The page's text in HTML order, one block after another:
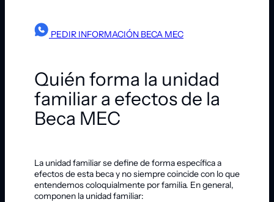
PEDIR INFORMACIÓN BECA MEC
Quién forma la unidad
familiar a efectos de la
Beca MEC
La unidad familiar se define de forma específica a
efectos de esta beca y no siempre coincide con lo que
entendemos coloquialmente por familia. En general,
componen la unidad familiar: